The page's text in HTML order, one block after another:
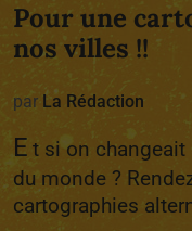
Pour une
nos villes !!
par La Rédaction
E t si on changeait
du monde ?
cartographies